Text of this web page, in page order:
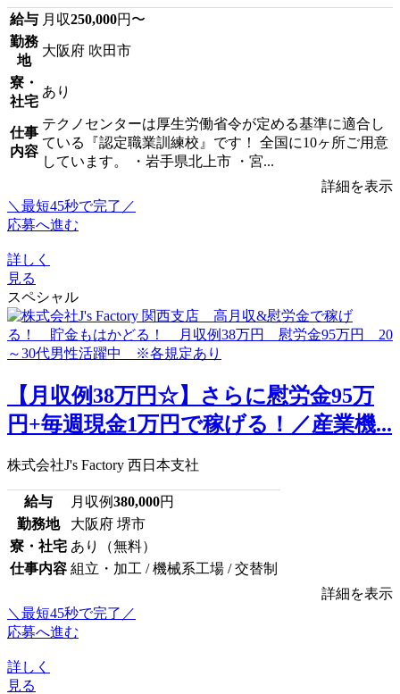
給与 月収250,000円〜
勤務
地
大阪府 吹田市
寮・
社宅
あり
仕事
内容
テクノセンターは厚生労働省令が定める基準に適合し
ている『認定職業訓練校』です！ 全国に10ヶ所ご用意
しています。 ・岩手県北上市 ・宮...
詳細を表示
＼最短45秒で完了／
応募へ進む
詳しく
見る
スペシャル
【月収例38万円☆】さらに慰労金95万
円+毎週現金1万円で稼げる！／産業機...
株式会社J's Factory 西日本支社
給与 月収例380,000円
勤務地
大阪府 堺市
寮・社宅 あり（無料）
仕事内容 組立・加工 / 機械系工場 / 交替制
詳細を表示
＼最短45秒で完了／
応募へ進む
詳しく
見る